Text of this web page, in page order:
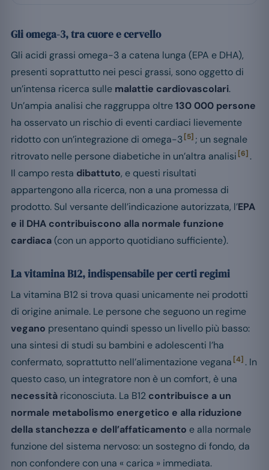
Gli omega-3, tra cuore e cervello
Gli acidi grassi omega-3 a catena lunga (EPA e DHA),
presenti soprattutto nei pesci grassi, sono oggetto di
un’intensa ricerca sulle malattie cardiovascolari.
Un’ampia analisi che raggruppa oltre130 000 persone
ha osservato un rischio di eventi cardiaci lievemente
ridotto con un’integrazione di omega-3[5] ; un segnale
ritrovato nelle persone diabetiche in un’altra analisi [6] .
Il campo resta dibattuto, e questi risultati
appartengono alla ricerca, non a una promessa di
prodotto. Sul versante dell’indicazione autorizzata, l’EPA
e il DHA contribuiscono alla normale funzione
cardiaca(con un apporto quotidiano sufficiente).
La vitamina B12, indispensabile per certi regimi
La vitamina B12 si trova quasi unicamente nei prodotti
di origine animale. Le persone che seguono un regime
vegano presentano quindi spesso un livello più basso:
una sintesi di studi su bambini e adolescenti l’ha
confermato, soprattutto nell’alimentazione vegana [4] . In
questo caso, un integratore non è un comfort, è una
necessità riconosciuta. La B12 contribuisce a un
normale metabolismo energetico e alla riduzione
della stanchezza e dell’affaticamento e alla normale
funzione del sistema nervoso: un sostegno di fondo, da
non confondere con una « carica » immediata.